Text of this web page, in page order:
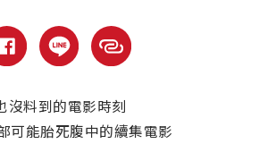
沒料到的電影時刻
可能胎死腹中的續集電影